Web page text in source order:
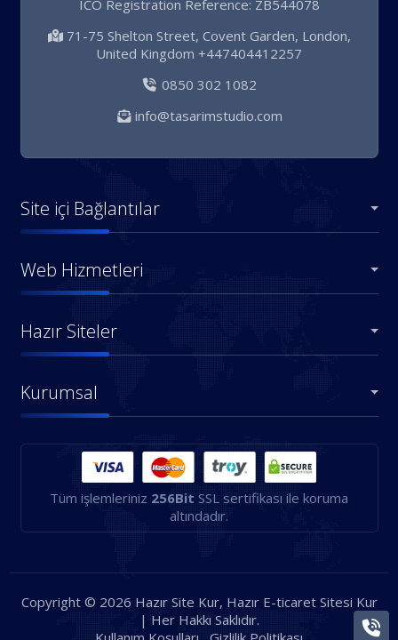
ICO Registration Reference: ZB544078
71-75 Shelton Street, Covent Garden, London,
United Kingdom +447404412257
0850 302 1082
info@tasarimstudio.com
Site içi Bağlantılar
Web Hizmetleri
Hazır Siteler
Kurumsal
Tüm işlemleriniz 256Bit SSL sertifikası ile koruma
altındadır.
Copyright © 2026 Hazır Site Kur, Hazır E-ticaret Sitesi Kur
| Her Hakkı Saklıdır.